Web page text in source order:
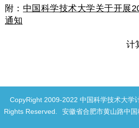
附： 中国科学技术大学关于开展
通知
计
CopyRight 2009-2022 中国科学技术大学
Rights Reserved.
安徽省合肥市黄山路中